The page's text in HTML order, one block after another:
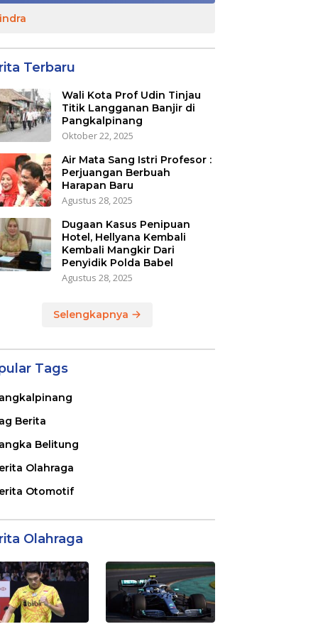
Terbaru
Wali Kota Prof Udin Tinjau
Titik Langganan Banjir di
Pangkalpinang
Oktober 22, 2025
Air Mata Sang Istri Profesor :
Perjuangan Berbuah
Harapan Baru
Agustus 28, 2025
Dugaan Kasus Penipuan
Hotel, Hellyana Kembali
Kembali Mangkir Dari
Penyidik Polda Babel
Agustus 28, 2025
Selengkapnya
Tags
Berita
Belitung
Olahraga
Otomotif
Olahraga